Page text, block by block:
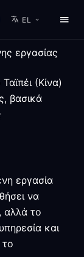
EL
εργασίας
(Κίνα)
βασικά
εργασία
να
αλλά το
και